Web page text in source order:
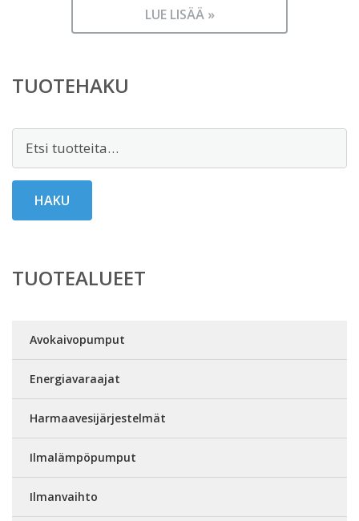
LUE LISÄÄ »
TUOTEHAKU
Etsi:
HAKU
TUOTEALUEET
Avokaivopumput
Energiavaraajat
Harmaavesijärjestelmät
Ilmalämpöpumput
Ilmanvaihto